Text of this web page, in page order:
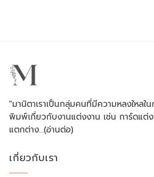
"มานิตาเราเป็นกลุ่มคนที่มีความหลงใหลใ
พิมพ์เกี่ยวกับงานแต่งงาน เช่น การ์ดแต่ง
แตกต่าง…(อ่านต่อ)
เกี่ยวกับเรา